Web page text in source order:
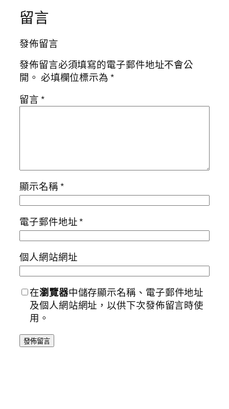
留言
發佈留言
發佈留言必須填寫的電子郵件地址不會公
開。 必填欄位標示為*
留言*
顯示名稱*
電子郵件地址*
個人網站網址
在瀏覽器中儲存顯示名稱、電子郵件地址
及個人網站網址，以供下次發佈留言時使
用。